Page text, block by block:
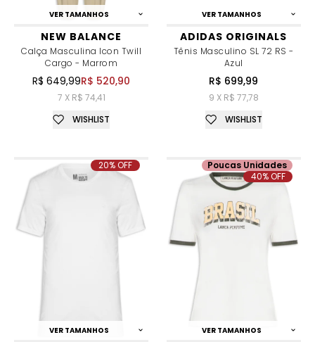
VER TAMANHOS
NEW BALANCE
Calça Masculina Icon Twill
Cargo - Marrom
R$ 649,99R$ 520,90
7 X R$ 74,41
WISHLIST
VER TAMANHOS
ADIDAS ORIGINALS
Tênis Masculino SL 72 RS -
Azul
R$ 699,99
9 X R$ 77,78
WISHLIST
VER TAMANHOS
20% OFF
VER TAMANHOS
Poucas Unidades
40% OFF